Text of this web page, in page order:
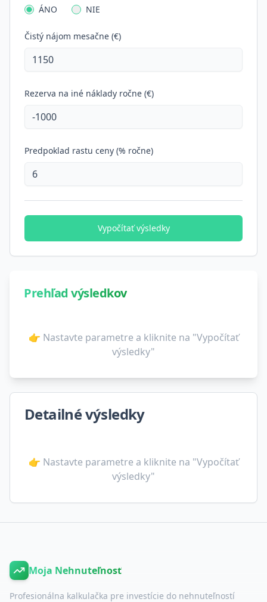
ÁNO
NIE
Čistý nájom mesačne (€)
Rezerva na iné náklady ročne (€)
Predpoklad rastu ceny (% ročne)
Vypočítať výsledky
Prehľad výsledkov
👉 Nastavte parametre a kliknite na "Vypočítať
výsledky"
Detailné výsledky
👉 Nastavte parametre a kliknite na "Vypočítať
výsledky"
Moja Nehnuteľnosť
Profesionálna kalkulačka pre investície do nehnuteľností